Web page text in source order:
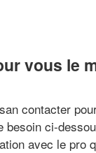
vous le
contacter
besoin ci-
avec le pro